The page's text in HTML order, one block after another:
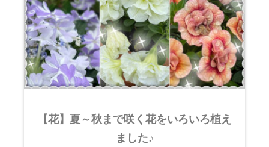
【花】夏～秋まで咲く花をいろいろ植え
ました♪